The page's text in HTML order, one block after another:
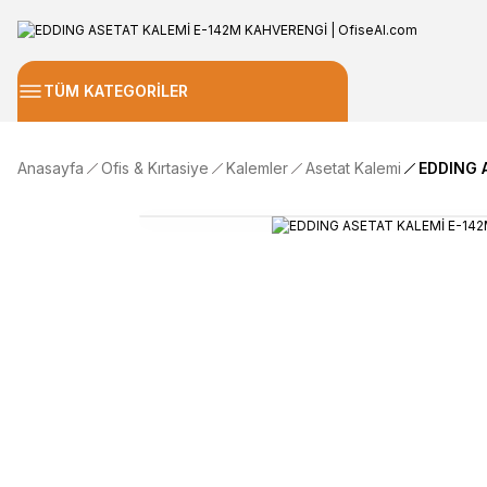
TÜM KATEGORİLER
Anasayfa Ofis & Kırtasiye Kalemler Asetat Kalemi EDDING